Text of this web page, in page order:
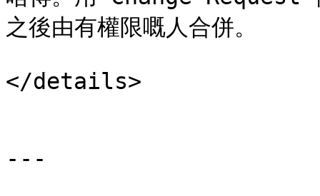
之後由有權限嘅人合併。
</details>
---